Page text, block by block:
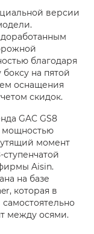
версии
благодаря
на пятой
оснащения
скидок.
GAC GS8
мощностью
момент
Aisin.
на базе
которая в
между осями.